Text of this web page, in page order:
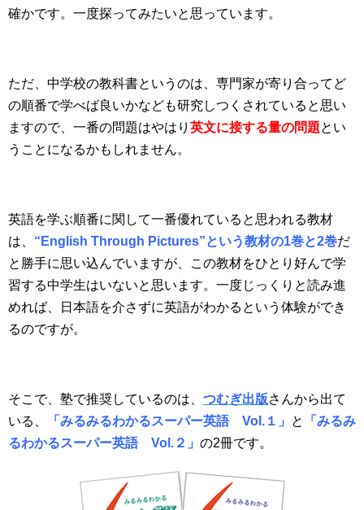
確かです。一度探ってみたいと思っています。
ただ、中学校の教科書というのは、専門家が寄り合ってど
の順番で学べば良いかなども研究しつくされていると思い
ますので、一番の問題はやはり 英文に接する量の問題とい
うことになるかもしれません。
英語を学ぶ順番に関して一番優れていると思われる教材
は、 “English Through Pictures”という教材の1巻と2巻だ
と勝手に思い込んでいますが、この教材をひとり好んで学
習する中学生はいないと思います。一度じっくりと読み進
めれば、日本語を介さずに英語がわかるという体験ができ
るのですが。
そこで、塾で推奨しているのは、 つむぎ出版さんから出て
いる、
「みるみるわかるスーパー英語 Vol.１」 と
「みるみ
るわかるスーパー英語 Vol.２」 の2冊です。